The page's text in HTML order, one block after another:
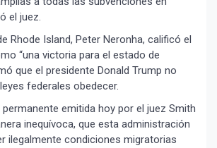
el juez.
Rhode Island, Peter Neronha, calificó el
“una victoria para el estado de
que el presidente Donald Trump no
federales obedecer.
permanente emitida hoy por el juez Smith
inequívoca, que esta administración
ilegalmente condiciones migratorias